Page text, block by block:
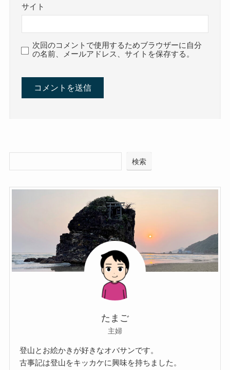
サイト
次回のコメントで使用するためブラウザーに自分
の名前、メールアドレス、サイトを保存する。
検索
たまご
主婦
登山とお絵かきが好きなオバサンです。
古事記は登山をキッカケに興味を持ちました。